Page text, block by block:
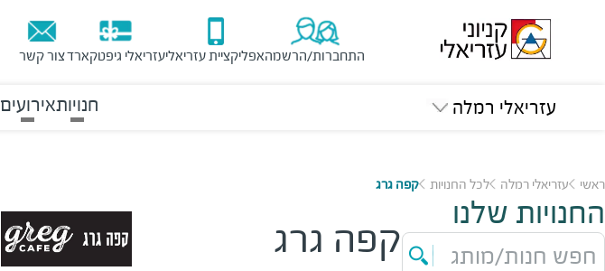
התחברות/הרשמהאפליקציית עזריאליעזריאלי גיפטקארדצור קשר
עזריאלי רמלה חנויותאירועים
ראשי עזריאלי רמלה לכל החנויות קפה גרג
החנויות שלנו
חפש חנות/מותג קפה גרג